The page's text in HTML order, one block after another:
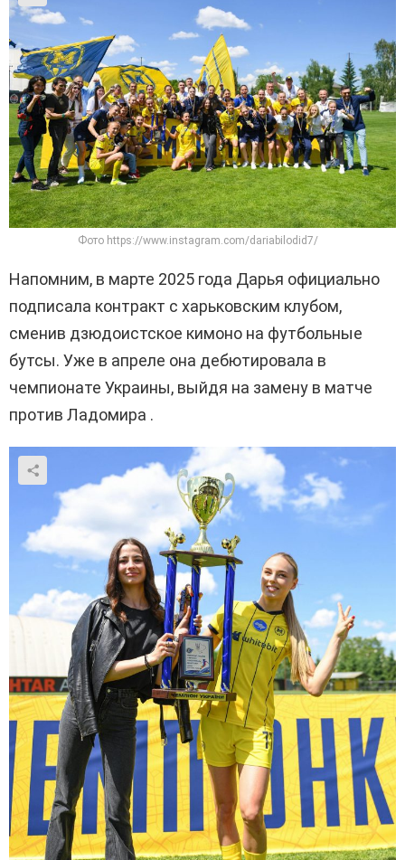
Фото https://www.instagram.com/dariabilodid7/
Напомним, в марте 2025 года Дарья официально
подписала контракт с харьковским клубом,
сменив дзюдоистское кимоно на футбольные
бутсы. Уже в апреле она дебютировала в
чемпионате Украины, выйдя на замену в матче
против Ладомира .